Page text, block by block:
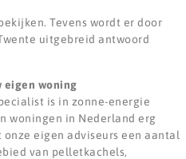
Tevens wordt er door
uitgebreid antwoord
eigen woning
is in zonne-energie
woningen in Nederland erg
eigen adviseurs een aantal
van pelletkachels,